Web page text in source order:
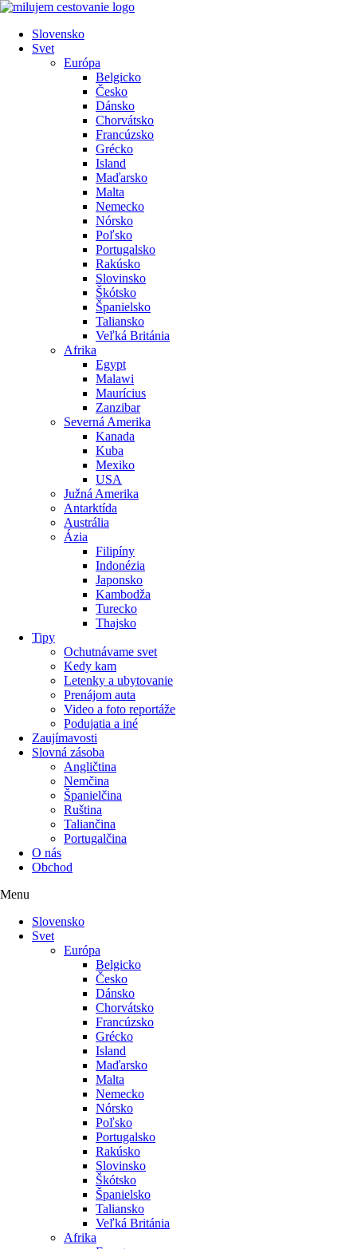
Preskočiť
obsah
Slovensko
Svet
Európa
Belgicko
Česko
Dánsko
Chorvátsko
Francúzsko
Grécko
Island
Maďarsko
Malta
Nemecko
Nórsko
Poľsko
Portugalsko
Rakúsko
Slovinsko
Škótsko
Španielsko
Taliansko
Veľká Británia
Afrika
Egypt
Malawi
Maurícius
Zanzibar
Severná Amerika
Kanada
Kuba
Mexiko
USA
Južná Amerika
Antarktída
Austrália
Ázia
Filipíny
Indonézia
Japonsko
Kambodža
Turecko
Thajsko
Tipy
Ochutnávame svet
Kedy kam
Letenky a ubytovanie
Prenájom auta
Video a foto reportáže
Podujatia a iné
Zaujímavosti
Slovná zásoba
Angličtina
Nemčina
Španielčina
Ruština
Taliančina
Portugalčina
O nás
Obchod
Menu
Slovensko
Svet
Európa
Belgicko
Česko
Dánsko
Chorvátsko
Francúzsko
Grécko
Island
Maďarsko
Malta
Nemecko
Nórsko
Poľsko
Portugalsko
Rakúsko
Slovinsko
Škótsko
Španielsko
Taliansko
Veľká Británia
Afrika